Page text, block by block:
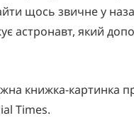
щось звичне у
астронавт, який
книжка-картинка
Times.